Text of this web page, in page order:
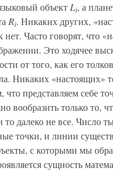
объект Li, а
Ri. Никаких других,
Часто говорят, что
Это ходячее
от того, как его
Никаких
представляем себе
вообразить только то,
далеко не все. Число
точки, и линии
с которыми мы
сущность